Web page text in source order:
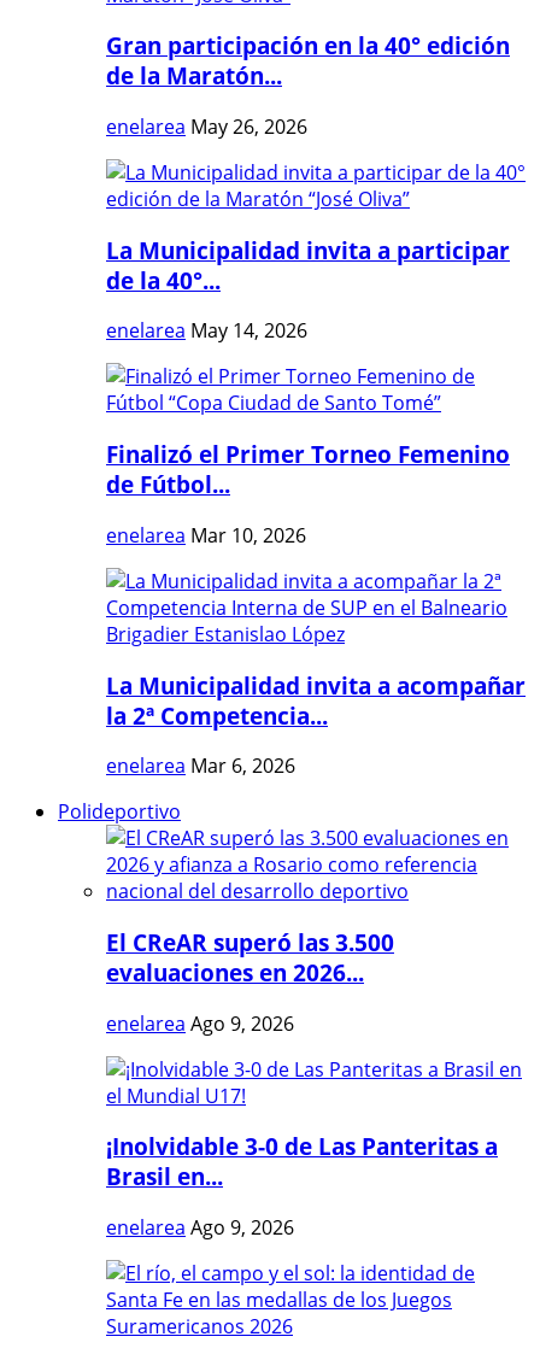
Gran participación en la 40° edición
de la Maratón...
enelarea May 26, 2026
La Municipalidad invita a participar
de la 40°...
enelarea May 14, 2026
Finalizó el Primer Torneo Femenino
de Fútbol...
enelarea Mar 10, 2026
La Municipalidad invita a acompañar
la 2ª Competencia...
enelarea Mar 6, 2026
Polideportivo
El CReAR superó las 3.500
evaluaciones en 2026...
enelarea Ago 9, 2026
¡Inolvidable 3-0 de Las Panteritas a
Brasil en...
enelarea Ago 9, 2026